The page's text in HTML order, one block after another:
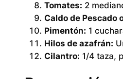
Tomates: 2
Caldo de Pescado
Pimentón: 1
Hilos de azafrán:
Cilantro: 1/4 taza,